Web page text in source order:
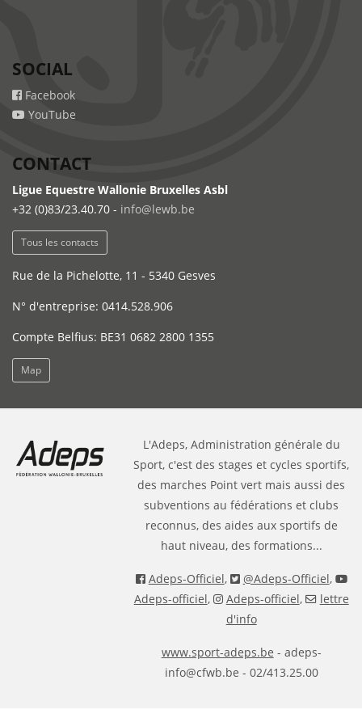
SOCIAL
Facebook
YouTube
CONTACT
Ligue Equestre Wallonie Bruxelles Asbl
+32 (0)83/23.40.70 - info@lewb.be
Tous les contacts
Rue de la Pichelotte, 11 - 5340 Gesves
N° d'entreprise: 0414.528.906
Compte Belfius: BE31 0682 2800 1355
Map
L'Adeps, Administration générale du
Sport, c'est des stages et cycles sportifs,
des marches Point vert mais aussi des
subventions au fédérations et clubs
reconnus, des aides aux sportifs de
haut niveau, des formations...
Adeps-Officiel, @Adeps-Officiel,
Adeps-officiel, Adeps-officiel,
lettre
d'info
www.sport-adeps.be - adeps-
info@cfwb.be - 02/413.25.00